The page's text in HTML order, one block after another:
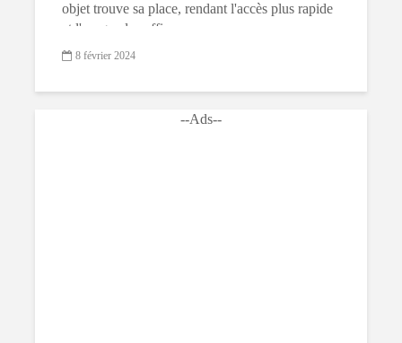
objet trouve sa place, rendant l'accès plus rapide
et l'usage plus efficace.
8 février 2024
--Ads--